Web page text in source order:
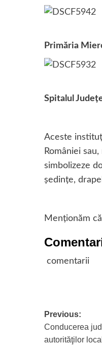
Primăria
Spitalul
Aceste
României
simbolizeze
şedinţe,
Menţionăm
comentarii
Post
Previous:
Conducerea
autorităţilor